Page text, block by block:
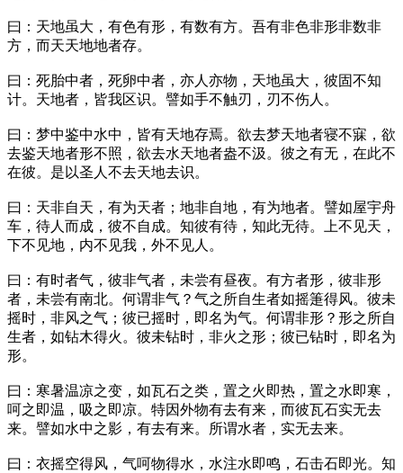
曰：天地虽大，有色有形，有数有方。吾有非色非形非数非
方，而天天地地者存。
曰：死胎中者，死卵中者，亦人亦物，天地虽大，彼固不知
计。天地者，皆我区识。譬如手不触刃，刃不伤人。
曰：梦中鉴中水中，皆有天地存焉。欲去梦天地者寝不寐，欲
去鉴天地者形不照，欲去水天地者盎不汲。彼之有无，在此不
在彼。是以圣人不去天地去识。
曰：天非自天，有为天者；地非自地，有为地者。譬如屋宇舟
车，待人而成，彼不自成。知彼有待，知此无待。上不见天，
下不见地，内不见我，外不见人。
曰：有时者气，彼非气者，未尝有昼夜。有方者形，彼非形
者，未尝有南北。何谓非气？气之所自生者如摇箑得风。彼未
摇时，非风之气；彼已摇时，即名为气。何谓非形？形之所自
生者，如钻木得火。彼未钻时，非火之形；彼已钻时，即名为
形。
曰：寒暑温凉之变，如瓦石之类，置之火即热，置之水即寒，
呵之即温，吸之即凉。特因外物有去有来，而彼瓦石实无去
来。譬如水中之影，有去有来。所谓水者，实无去来。
曰：衣摇空得风，气呵物得水，水注水即鸣，石击石即光。知